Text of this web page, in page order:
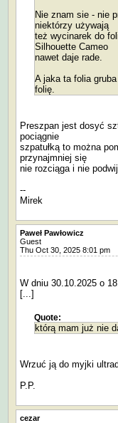
Nie znam sie - nie
niektórzy używają
też wycinarek do
Silhouette Cameo
nawet daje rade.
A jaka ta folia
folię.
Preszpan jest dosyć
pociągnie
szpatułką to można
przynajmniej się
nie rozciąga i nie
--
Mirek
Paweł Pawłowicz
Guest
Thu Oct 30, 2025 8:01 pm
W dniu 30.10.2025 o
[...]
Quote:
którą mam już nie
Wrzuć ją do myjki
P.P.
cezar